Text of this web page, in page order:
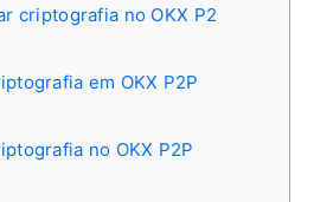
criptografia no OKX P2
em OKX P2P
no OKX P2P